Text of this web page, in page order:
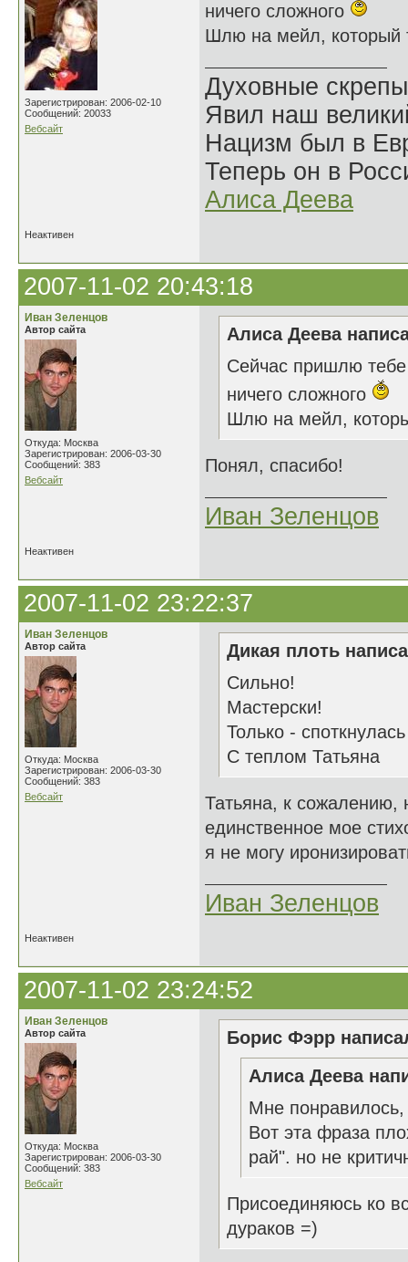
Зарегистрирован: 2006-02-10
Сообщений: 20033
Вебсайт
ничего сложного
Шлю на мейл, который
Духовные
Явил наш
Нацизм был в
Теперь он в
Алиса Деева
Неактивен
2007-11-02 20:43:18
Иван Зеленцов
Автор сайта
Откуда: Москва
Зарегистрирован: 2006-03-30
Сообщений: 383
Вебсайт
Алиса Деева
Сейчас пришлю
ничего сложного
Шлю на мейл,
Понял, спасибо!
Иван Зеленцов
Неактивен
2007-11-02 23:22:37
Иван Зеленцов
Автор сайта
Откуда: Москва
Зарегистрирован: 2006-03-30
Сообщений: 383
Вебсайт
Дикая плоть
Сильно!
Мастерски!
Только -
С теплом Татьяна
Татьяна, к сожалению,
единственное мое
я не могу
Иван Зеленцов
Неактивен
2007-11-02 23:24:52
Иван Зеленцов
Автор сайта
Откуда: Москва
Зарегистрирован: 2006-03-30
Сообщений: 383
Вебсайт
Борис Фэрр
Алиса Деева
Мне
Вот эта фраза
рай". но не
Присоединяюсь ко
дураков =)